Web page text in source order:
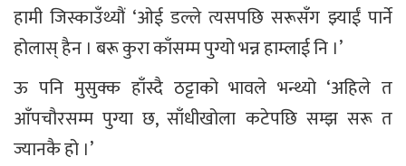
हामी जिस्काउँथ्यौं ‘ओई डल्ले त्यसपछि सरूसँग झ्याईं पार्ने
होलास् हैन । बरू कुरा काँसम्म पुग्यो भन्न हाम्लाई नि ।’
ऊ पनि मुसुक्क हाँस्दै ठट्टाको भावले भन्थ्यो ‘अहिले त
आँपचौरसम्म पुग्या छ, साँधीखोला कटेपछि सम्झ सरू त
ज्यानकै हो ।’